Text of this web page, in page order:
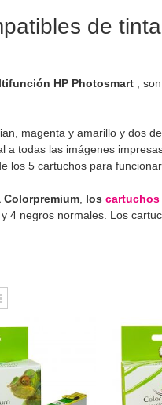
de
HP Photosmart ,
magenta y amarillo y dos
a todas las imágenes
los 5 cartuchos para
, los cartuchos
4 negros normales. Los